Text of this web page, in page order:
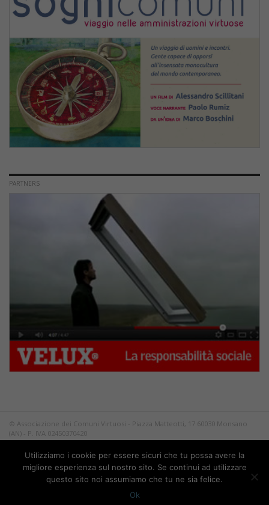
PARTNERS
© Associazione dei Comuni Virtuosi - Piazza Matteotti, 17 60030 Monsano
(AN) - P. IVA 02450370420
Tutti i diritti riservati.
PrivacyUtilizziamo i cookie per essere sicuri che tu possa avere la
migliore esperienza sul nostro sito. Se continui ad utilizzare
questo sito noi assumiamo che tu ne sia felice.
Ok